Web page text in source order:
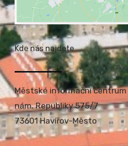
Kde nás najdete
Městské informační centrum
nám. Republiky 575/7
73601 Havířov-Město